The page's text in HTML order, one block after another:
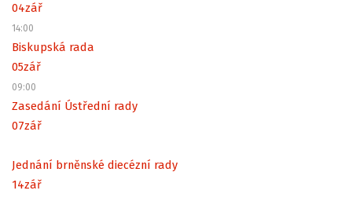
04zář
14:00
Biskupská rada
05zář
09:00
Zasedání Ústřední rady
07zář
Jednání brněnské diecézní rady
14zář